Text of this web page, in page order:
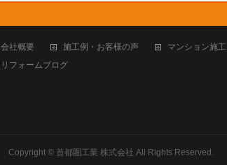
会社概要 施工例・お客様の声 マンション施工
リフォームブログ
Copyright © 首都圏工業 株式会社 All Rights Reserved.